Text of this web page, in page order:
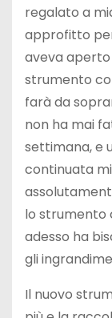
regalato a
approfitto
aveva
strumento
farà da
non ha mai
settimana, e
continuata
lo strumento
adesso ha
gli
Il nuovo